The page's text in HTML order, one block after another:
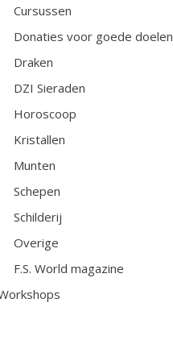
Cursussen
Donaties voor goede doelen
Draken
DZI Sieraden
Horoscoop
Kristallen
Munten
Schepen
Schilderij
Overige
F.S. World magazine